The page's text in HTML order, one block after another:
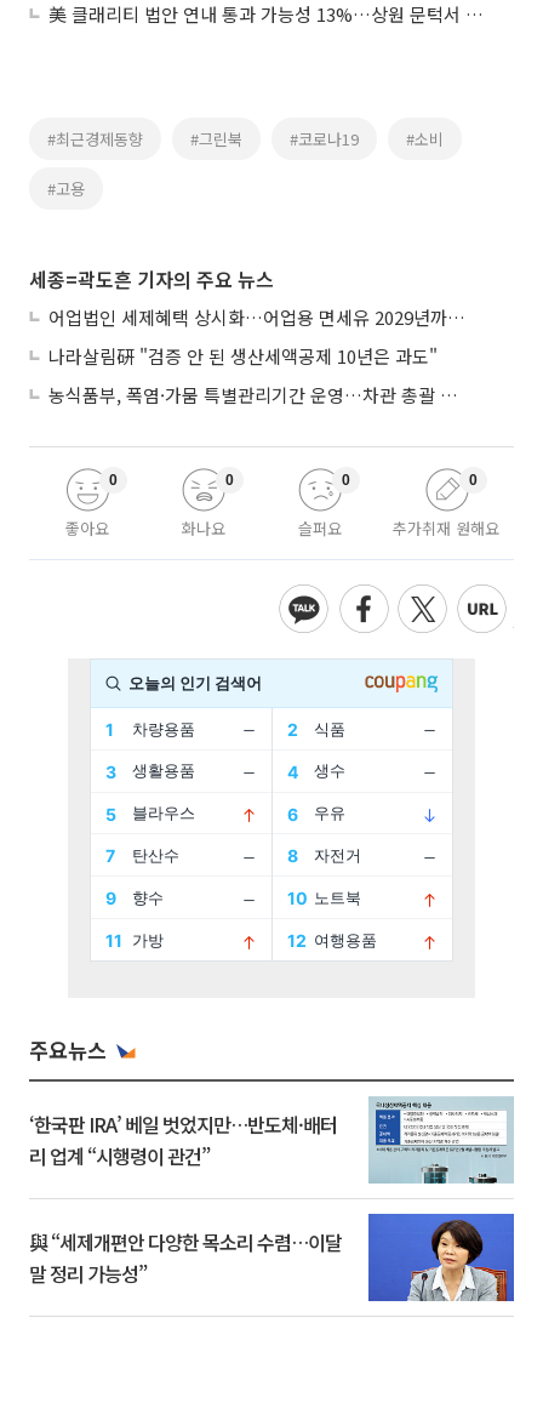
美 클래리티 법안 연내 통과 가능성 13%…상원 문턱서 제동
#최근경제동향 #그린북 #코로나19 #소비
#고용
세종=곽도흔 기자의 주요 뉴스
어업법인 세제혜택 상시화…어업용 면세유 2029년까지 연장
나라살림硏 "검증 안 된 생산세액공제 10년은 과도"
농식품부, 폭염·가뭄 특별관리기간 운영…차관 총괄 대응체계 격상
좋아요
0
화나요
0
슬퍼요
0
추가취재 원해요
0
주요뉴스
‘한국판 IRA’ 베일 벗었지만…반도체·배터
리 업계 “시행령이 관건”
與 “세제개편안 다양한 목소리 수렴…이달
말 정리 가능성”